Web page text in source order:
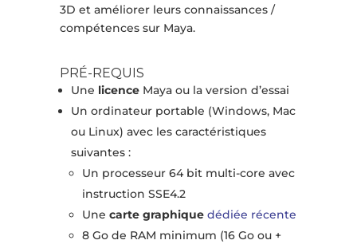
3D et améliorer leurs connaissances /
compétences sur Maya.
PRÉ-REQUIS
Une licenceMaya ou la version d’essai
Un ordinateur portable (Windows, Mac
ou Linux) avec les caractéristiques
suivantes :
Un processeur 64 bit multi-core avec
instruction SSE4.2
Une carte graphique dédiée récente
8 Go de RAM minimum (16 Go ou +